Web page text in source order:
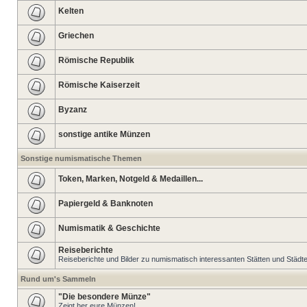
Kelten
Griechen
Römische Republik
Römische Kaiserzeit
Byzanz
sonstige antike Münzen
Sonstige numismatische Themen
Token, Marken, Notgeld & Medaillen...
Papiergeld & Banknoten
Numismatik & Geschichte
Reiseberichte
Reiseberichte und Bilder zu numismatisch interessanten Stätten und
Rund um's Sammeln
"Die besondere Münze"